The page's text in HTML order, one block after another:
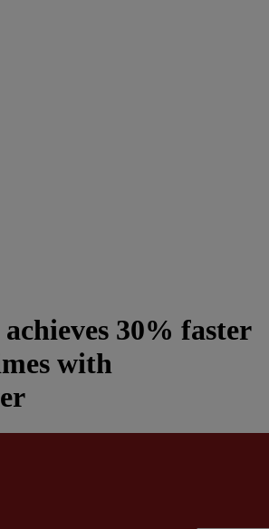
30% faster
with